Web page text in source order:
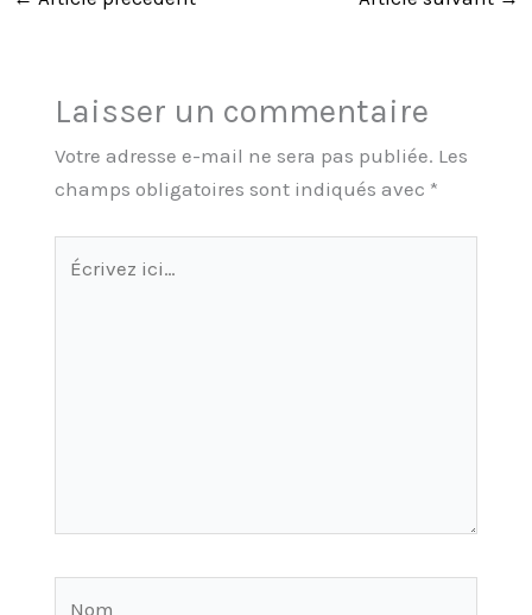
Laisser un commentaire
Votre adresse e-mail ne sera pas publiée. Les
champs obligatoires sont indiqués avec *